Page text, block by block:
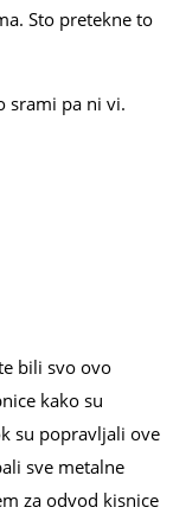
Sto pretekne to
srami pa ni vi.
bili svo ovo
kako su
su popravljali ove
sve metalne
za odvod kisnice